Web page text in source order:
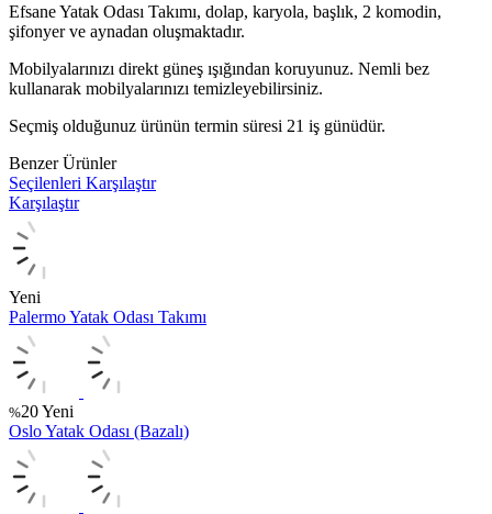
Efsane Yatak Odası Takımı, dolap, karyola, başlık, 2 komodin,
şifonyer ve aynadan oluşmaktadır.
Mobilyalarınızı direkt güneş ışığından koruyunuz. Nemli bez
kullanarak mobilyalarınızı temizleyebilirsiniz.
Seçmiş olduğunuz ürünün termin süresi 21 iş günüdür.
Benzer Ürünler
Seçilenleri Karşılaştır
Karşılaştır
Yeni
Palermo Yatak Odası Takımı
%20Yeni
Oslo Yatak Odası (Bazalı)